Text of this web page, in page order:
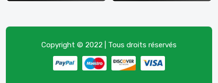
Copyright © 2022 | Tous droits réservés